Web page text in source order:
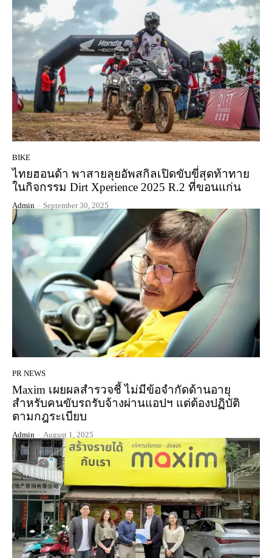
BIKE
ไทยฮอนด้า พาสายลุยอัพสกิลเปิดขับขี่สุดท้าทาย
ในกิจกรรม Dirt Xperience 2025 R.2 ที่ขอนแก่น
Admin - September 30, 2025
PR NEWS
Maxim เผยผลสำรวจชี้ ไม่มีข้อจำกัดด้านอายุ
สำหรับคนขับรถรับจ้างผ่านแอปฯ แต่ต้องปฏิบัติ
ตามกฎระเบียบ
Admin - August 1, 2025